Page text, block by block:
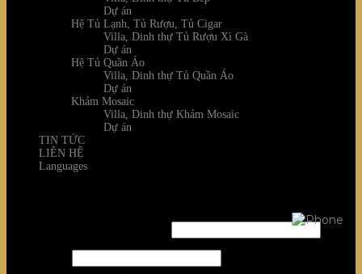
Dự án
Hệ Tủ Lạnh, Tủ Rượu, Tủ Cigar
Villa, Dinh thự Tủ Rượu Xì Gà
Dự án
Hệ Tủ Quần Áo
Villa, Dinh thự Tủ Quần Áo
Dự án
Khảm Mosaic
Villa, Dinh thự Khảm Mosaic
Dự án
TIN TỨC
LIÊN HỆ
Languages